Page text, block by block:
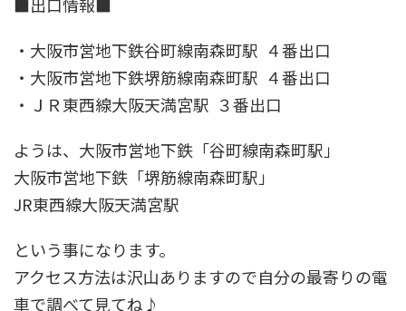
・大阪市営地下鉄谷町線南森町駅 ４番出口
・大阪市営地下鉄堺筋線南森町駅 ４番出口
・ＪＲ東西線大阪天満宮駅 ３番出口
ようは、大阪市営地下鉄「谷町線南森町駅」
大阪市営地下鉄「堺筋線南森町駅」
JR東西線大阪天満宮駅
という事になります。
アクセス方法は沢山ありますので自分の最寄りの電
車で調べて見てね♪